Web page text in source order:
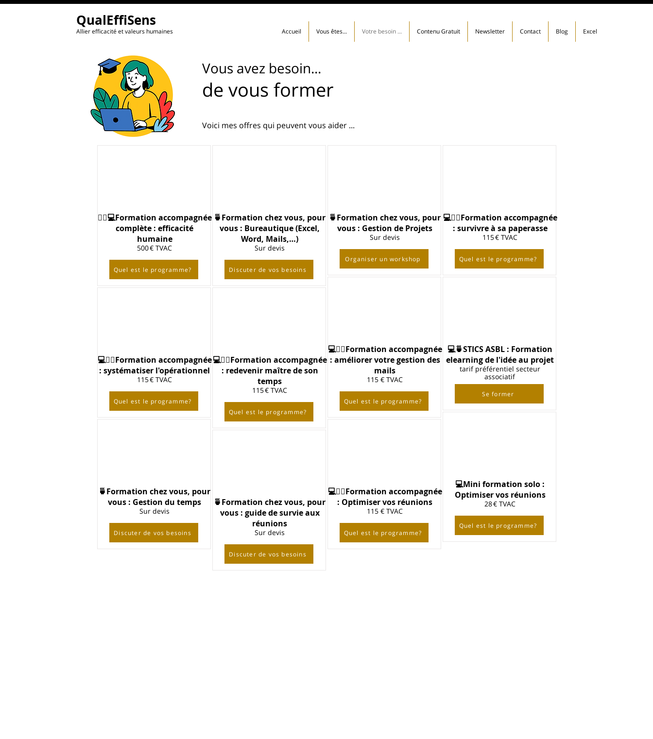
Allier efficacité et valeurs humaines
QualEffiSens
Accueil Vous êtes... Votre besoin ... Contenu Gratuit Newsletter Contact Blog Excel
Vous avez besoin...
de vous former
Voici mes offres qui peuvent vous aider ...
🙋‍♀️💻Formation accompagnée
complète : efficacité
humaine
500 € TVAC
Quel est le programme?
💻🙋‍♀️Formation accompagnée
: systématiser l'opérationnel
115 € TVAC
Quel est le programme?
🍵Formation chez vous, pour
vous : Gestion du temps
Sur devis
Discuter de vos besoins
🍵Formation chez vous, pour
vous : Bureautique (Excel,
Word, Mails,…)
Sur devis
Discuter de vos besoins
💻🙋‍♀️Formation accompagnée
: redevenir maître de son
temps
115 € TVAC
Quel est le programme?
🍵Formation chez vous, pour
vous : guide de survie aux
réunions
Sur devis
Discuter de vos besoins
🍵Formation chez vous, pour
vous : Gestion de Projets
Sur devis
Organiser un workshop
💻🙋‍♀️Formation accompagnée
: améliorer votre gestion des
mails
115 € TVAC
Quel est le programme?
💻🙋‍♀️Formation accompagnée
: Optimiser vos réunions
115 € TVAC
Quel est le programme?
💻🙋‍♀️Formation accompagnée
: survivre à sa paperasse
115 € TVAC
Quel est le programme?
💻🍵STICS ASBL : Formation
elearning de l'idée au projet
tarif préférentiel secteur
associatif
Se former
💻Mini formation solo :
Optimiser vos réunions
28 € TVAC
Quel est le programme?